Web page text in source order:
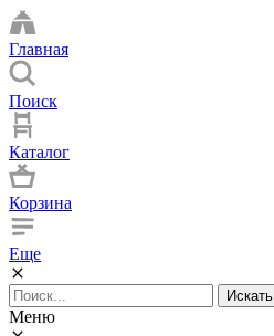
Главная
Поиск
Каталог
Корзина
Еще
Искать
Меню